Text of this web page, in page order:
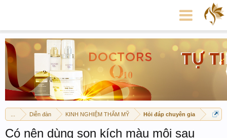
Diễn đàn KINH NGHIỆM THẨM MỸ Hỏi đáp chuyên gia
Có nên dùng son kích màu môi sau